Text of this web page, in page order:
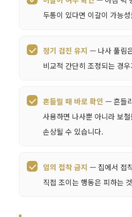
두통이 있다면 이갈이 가능
정기 검진 유지 — 나사 풀림
비교적 간단히 조정되는 경
흔들릴 때 바로 확인 — 흔들
사용하면 나사뿐 아니라 보
손상될 수 있습니다.
임의 접착 금지 — 집에서 접
직접 조이는 행동은 피하는